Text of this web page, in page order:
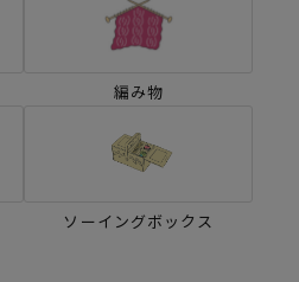
編み物
ソーイングボックス